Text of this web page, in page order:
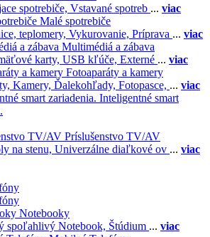
spotrebiče, Vstavané spotreb ... viac
Malé spotrebiče
teplomery, Vykurovanie, Príprava ... viac
Multimédiá a zábava
karty, USB kľúče, Externé ... viac
Fotoaparáty a kamery
Kamery, Ďalekohľady, Fotopasce, ... viac
Inteligentné smart
Príslušenstvo TV/AV
na stenu, Univerzálne diaľkové ov ... viac
Notebooky
spoľahlivý Notebook, Štúdium ... viac